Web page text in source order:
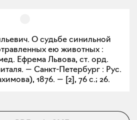
О судьбе синильной
ею животных :
Ефрема Львова, ст. орд.
— Санкт-Петербург : Рус.
1876. — [2], 76 с.; 26.